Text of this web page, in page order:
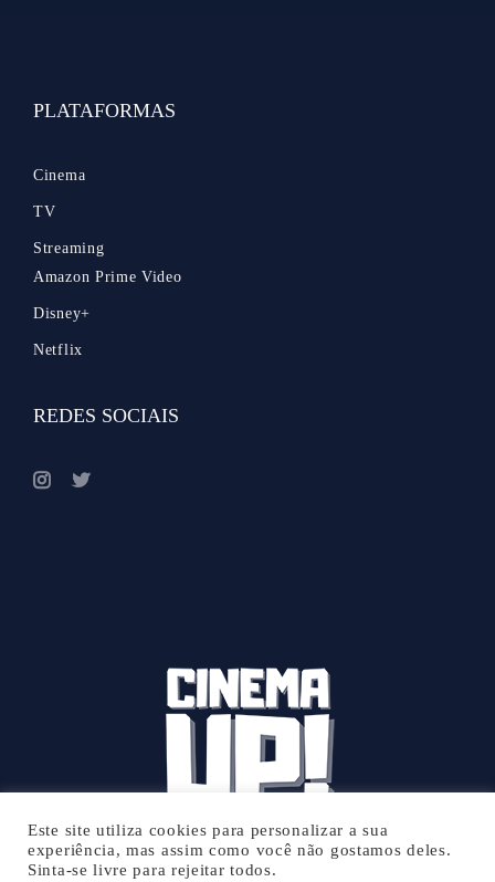
PLATAFORMAS
Cinema
TV
Streaming
Amazon Prime Video
Disney+
Netflix
REDES SOCIAIS
Este site utiliza cookies para personalizar a sua
experiência, mas assim como você não gostamos deles.
Sinta-se livre para rejeitar todos.